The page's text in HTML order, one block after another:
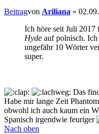
Beitragvon Ariliana »
Ich höre seit Juli 2017
Hyde auf polnisch.
ungefähr 10 Wörter
super.
Das
Habe mir lange Zeit
obwohl ich auch kaum ein
Spanisch irgendwie feuriger
Nach oben